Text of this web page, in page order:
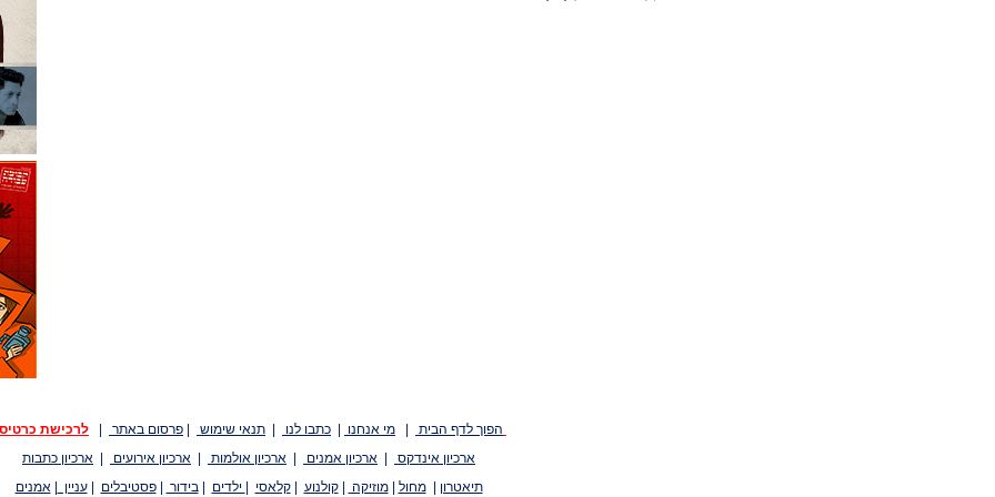
הפוך לדף הבית מי אנחנו כתבו לנו תנאי שימוש פרסום באתר
לרכישת
ארכיון אינדקס
ארכיון אמנים ארכיון אולמות ארכיון אירועים
ארכיון כתבות
תיאטרון
|מחול |מוזיקה |קולנוע |קלאסי ילדים |בידור |פסטיבלים |עניין |אמנים